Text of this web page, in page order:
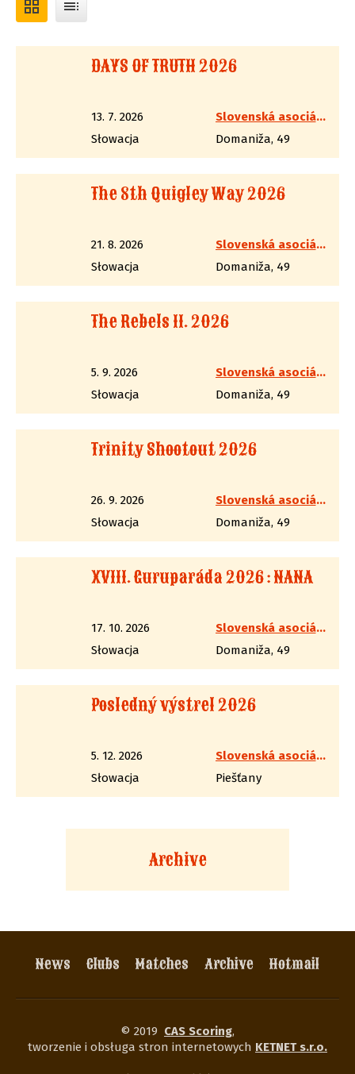
grid_view toc
DAYS OF TRUTH 2026
13. 7. 2026
Slovenská asociácia westernovej streľby
Słowacja
Domaniža, 49
The 8th Quigley Way 2026
21. 8. 2026
Slovenská asociácia westernovej streľby
Słowacja
Domaniža, 49
The Rebels II. 2026
5. 9. 2026
Slovenská asociácia westernovej streľby
Słowacja
Domaniža, 49
Trinity Shootout 2026
26. 9. 2026
Slovenská asociácia westernovej streľby
Słowacja
Domaniža, 49
XVIII. Guruparáda 2026 : NANA
17. 10. 2026
Slovenská asociácia westernovej streľby
Słowacja
Domaniža, 49
Posledný výstrel 2026
5. 12. 2026
Slovenská asociácia westernovej streľby
Słowacja
Piešťany
Archive
News Clubs Matches Archive Hotmail
© 2019 CAS Scoring,
tworzenie i obsługa stron internetowych KETNET s.r.o.